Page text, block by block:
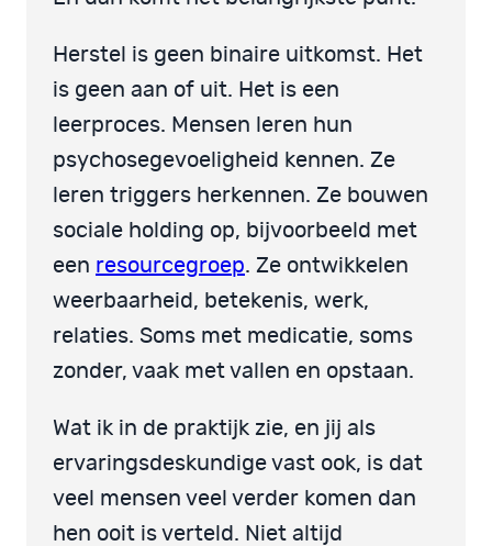
Herstel is geen binaire uitkomst. Het
is geen aan of uit. Het is een
leerproces. Mensen leren hun
psychosegevoeligheid kennen. Ze
leren triggers herkennen. Ze bouwen
sociale holding op, bijvoorbeeld met
een resourcegroep. Ze ontwikkelen
weerbaarheid, betekenis, werk,
relaties. Soms met medicatie, soms
zonder, vaak met vallen en opstaan.
Wat ik in de praktijk zie, en jij als
ervaringsdeskundige vast ook, is dat
veel mensen veel verder komen dan
hen ooit is verteld. Niet altijd